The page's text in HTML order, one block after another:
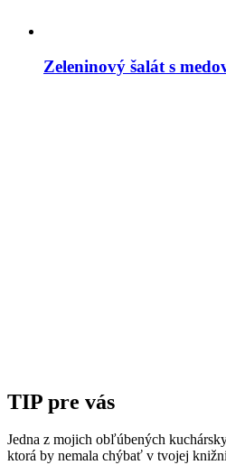
Zeleninový šalát s
TIP pre vás
Jedna z mojich obľúbených
ktorá by nemala chýbať v tvojej